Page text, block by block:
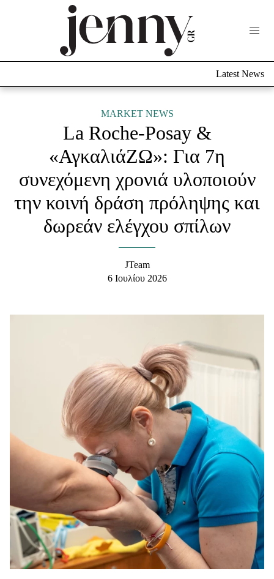
Culture
Styling Tips
Fashion News
Beauty - Ομορφιά
Υγεία + Διατροφή
Woman Power
Parenting
Working Girl
Real Women
Πρόσωπα
Celebrities
Συνεντεύξεις
Latest News
MARKET NEWS
La Roche-Posay &
«ΑγκαλιάΖΩ»: Για 7η
συνεχόμενη χρονιά υλοποιούν
την κοινή δράση πρόληψης και
δωρεάν ελέγχου σπίλων
JTeam
6 Ιουλίου 2026